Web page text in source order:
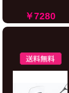
￥7280